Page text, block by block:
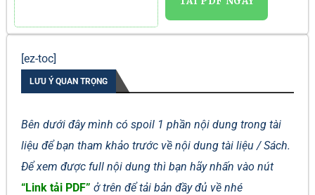
[ez-toc]
LƯU Ý QUAN TRỌNG
Bên dưới đây mình có spoil 1 phần nội dung trong tài
liệu để bạn tham khảo trước về nội dung tài liệu / Sách.
Để xem được full nội dung thì bạn hãy nhấn vào nút
“Link tải PDF” ở trên để tải bản đầy đủ về nhé